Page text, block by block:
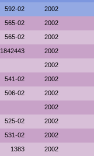
592-02 2002
565-02 2002
565-02 2002
1842443 2002
2002
541-02 2002
506-02 2002
2002
525-02 2002
531-02 2002
1383 2002